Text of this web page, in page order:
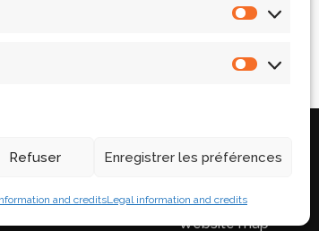
Refuser Enregistrer les préférences
and creditsLegal information and credits
credits
Access
Website map